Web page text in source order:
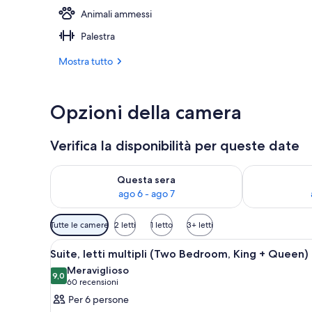
Animali ammessi
Palestra
Mostra tutto
Opzioni della camera
Verifica la disponibilità per queste date
Questa sera
ago 6 - ago 7
Verifica la disponibilità per questa sera, ago 6 - ago 7
Verifica la
Filtri
disponibili
per
le
camere
Tutte le camere 2 letti 1 letto 3+ letti
Apri
tutte
le
foto
Un soggiorno moderno con
9
Suite, letti multipli (Two Bedroom, King + Queen)
9,09,0 su 10
Meraviglioso
60 recensioni
(60
recensioni)
Per 6 persone